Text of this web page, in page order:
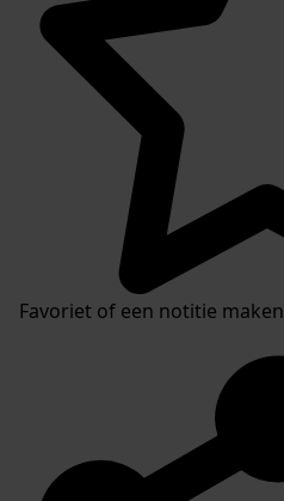
Favoriet of een notitie maken